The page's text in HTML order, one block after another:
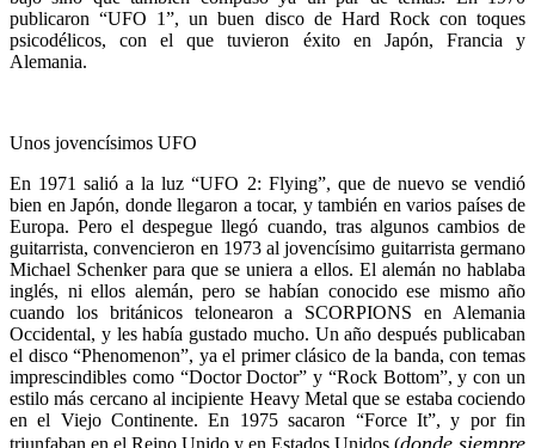
publicaron “UFO 1”, un buen disco de Hard Rock con toques
psicodélicos, con el que tuvieron éxito en Japón, Francia y
Alemania.
Unos jovencísimos UFO
En 1971 salió a la luz “UFO 2: Flying”, que de nuevo se vendió
bien en Japón, donde llegaron a tocar, y también en varios países de
Europa. Pero el despegue llegó cuando, tras algunos cambios de
guitarrista, convencieron en 1973 al jovencísimo guitarrista germano
Michael Schenker para que se uniera a ellos. El alemán no hablaba
inglés, ni ellos alemán, pero se habían conocido ese mismo año
cuando los británicos telonearon a SCORPIONS en Alemania
Occidental, y les había gustado mucho. Un año después publicaban
el disco “Phenomenon”, ya el primer clásico de la banda, con temas
imprescindibles como “Doctor Doctor” y “Rock Bottom”, y con un
estilo más cercano al incipiente Heavy Metal que se estaba cociendo
en el Viejo Continente.En 1975 sacaron “Force It”, y por fin